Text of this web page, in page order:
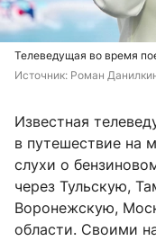
Телеведущая во время
Источник: Роман
Известная
в путешествие на
слухи о
через Тульскую,
Воронежскую,
области. Своими